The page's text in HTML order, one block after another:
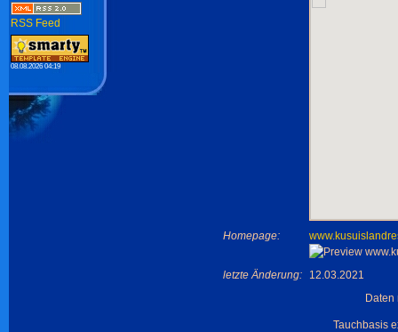
Homepage:
letzte Änderung:
12.03.2021
Tauchbasis
RSS Feed
08.08.2026 04:19